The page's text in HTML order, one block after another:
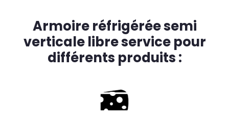
Armoire réfrigérée semi
verticale libre service pour
différents produits :